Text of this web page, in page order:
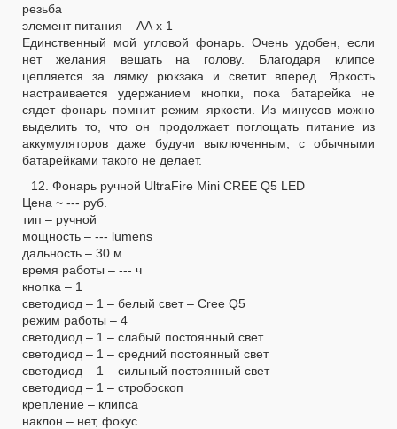
резьба
элемент питания – АА х 1
Единственный мой угловой фонарь. Очень удобен, если
нет желания вешать на голову. Благодаря клипсе
цепляется за лямку рюкзака и светит вперед. Яркость
настраивается удержанием кнопки, пока батарейка не
сядет фонарь помнит режим яркости. Из минусов можно
выделить то, что он продолжает поглощать питание из
аккумуляторов даже будучи выключенным, с обычными
батарейками такого не делает.
12. Фонарь ручной UltraFire Mini CREE Q5 LED
Цена ~ --- руб.
тип – ручной
мощность – --- lumens
дальность – 30 м
время работы – --- ч
кнопка – 1
светодиод – 1 – белый свет – Cree Q5
режим работы – 4
светодиод – 1 – слабый постоянный свет
светодиод – 1 – средний постоянный свет
светодиод – 1 – сильный постоянный свет
светодиод – 1 – стробоскоп
крепление – клипса
наклон – нет, фокус